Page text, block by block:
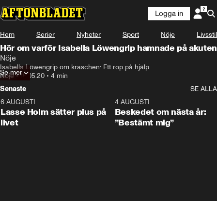
Logga in
Hem Serier Nyheter Sport Nöje Livsstil
Hör om varför Isabella Löwengrip hamnade på akuten
Nöje
Isabella Löwengrip om kraschen: Ett rop på hjälp
Nöje•16.05.20 • 4 min
Se mer
Senaste
SE ALLA
6 AUGUSTI
Lasse Holm sätter plus på
livet
4 AUGUSTI
Beskedet om nästa år:
”Bestämt mig”